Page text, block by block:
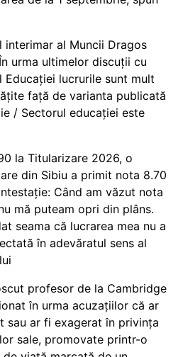
interimar al Muncii Dragos
urma ultimelor discuții cu
Educației lucrurile sunt mult
față de varianta publicată
/ Sectorul educației este
la Titularizare 2026, o
din Sibiu a primit nota 8.70
Când am văzut nota
mă puteam opri din plâns.
seama că lucrarea mea nu a
în adevăratul sens al
profesor de la Cambridge
în urma acuzațiilor că ar
sau ar fi exagerat în privința
sale, promovate printr-o